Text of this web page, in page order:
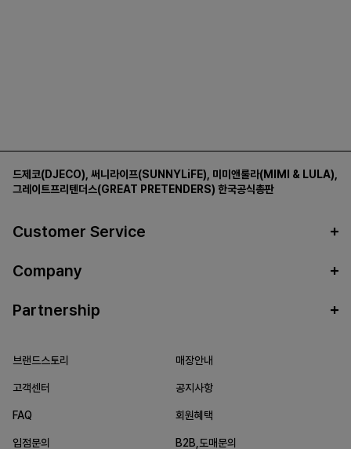
드제코(DJECO) 써니라이프(SUNNYLiFE) 미미앤룰라(MIMI & LULA)
그레이트프리텐더스(GREAT PRETENDERS) 한국공식총판
Customer Service
Company
Partnership
브랜드스토리 매장안내
고객센터 공지사항
FAQ 회원혜택
입점문의 B2B,도매문의